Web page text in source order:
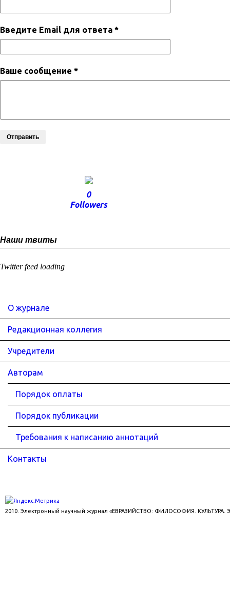
Введите Email для ответа *
Ваше сообщение *
Отправить
0
Followers
Наши твиты
Twitter feed loading
О журнале
Редакционная коллегия
Учредители
Авторам
Порядок оплаты
Порядок публикации
Требования к написанию аннотаций
Контакты
2010. Электронный научный журнал «ЕВРАЗИЙСТВО: ФИЛОСОФИЯ. КУЛЬТУРА.